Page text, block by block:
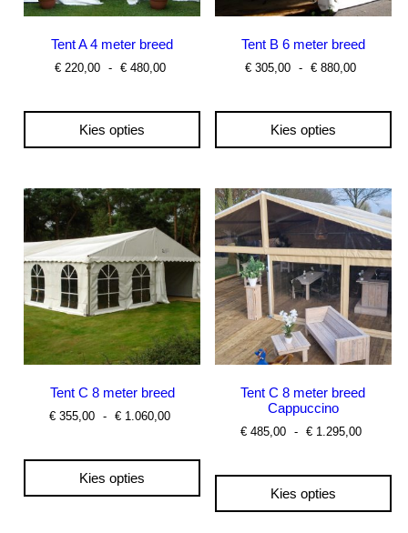
Tent A 4 meter breed
€220,00 - €480,00
Kies opties
heeft
meerdere
variaties.
Deze
optie
kan
gekozen
worden
op
de
productpagina
Tent B 6 meter breed
€ 305,00 - € 880,00
Kies opties
heeft
meerdere
variaties.
Deze
optie
kan
gekozen
worden
op
de
productpagina
Tent C 8 meter breed
€ 355,00 - € 1.060,00
Kies opties
Tent C 8 meter breed
Cappuccino
€485,00 - €1.295,00
Kies opties